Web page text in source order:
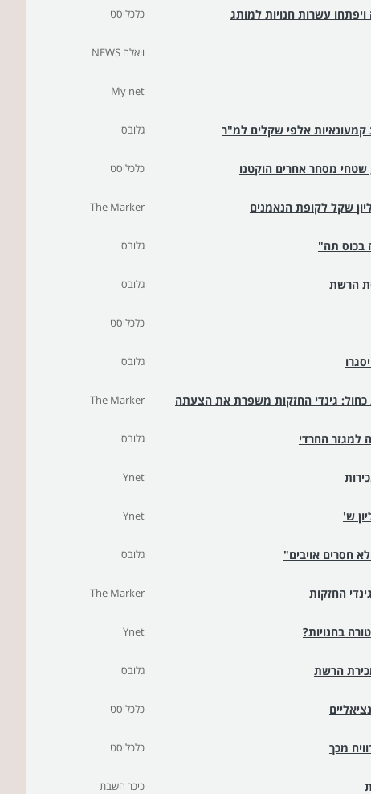
עשרות חנויות למותג כלכליסט
וואלה NEWS
My net
קמעונאיות אלפי שקלים למ"ר גלובס
שטחי מסחר אחרים הוקטנו כלכליסט
The Marker
גלובס
גלובס
כלכליסט
גלובס
גינדי החזקות משפרת את הצעתה The Marker
למגזר החרדי גלובס
Ynet
Ynet
חסרים אויבים" גלובס
החזקות The Marker
בחנויות? Ynet
הרשת גלובס
כלכליסט
מכך כלכליסט
כיכר השבת